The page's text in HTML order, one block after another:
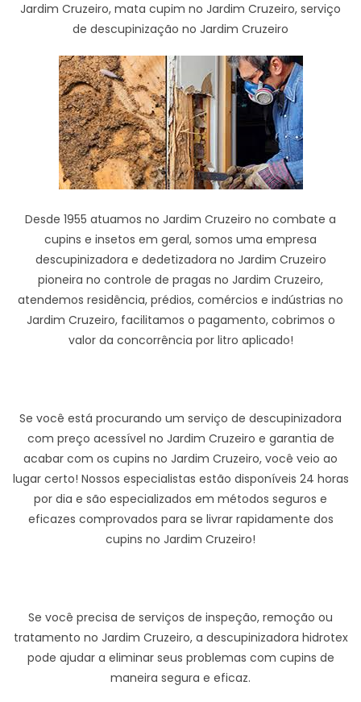
Jardim Cruzeiro, mata cupim no Jardim Cruzeiro, serviço
de descupinização no Jardim Cruzeiro
Desde 1955 atuamos no Jardim Cruzeiro no combate a
cupins e insetos em geral, somos uma empresa
descupinizadora e dedetizadora no Jardim Cruzeiro
pioneira no controle de pragas no Jardim Cruzeiro,
atendemos residência, prédios, comércios e indústrias no
Jardim Cruzeiro, facilitamos o pagamento, cobrimos o
valor da concorrência por litro aplicado!
Se você está procurando um serviço de descupinizadora
com preço acessível no Jardim Cruzeiro e garantia de
acabar com os cupins no Jardim Cruzeiro, você veio ao
lugar certo! Nossos especialistas estão disponíveis 24 horas
por dia e são especializados em métodos seguros e
eficazes comprovados para se livrar rapidamente dos
cupins no Jardim Cruzeiro!
Se você precisa de serviços de inspeção, remoção ou
tratamento no Jardim Cruzeiro, a descupinizadora hidrotex
pode ajudar a eliminar seus problemas com cupins de
maneira segura e eficaz.